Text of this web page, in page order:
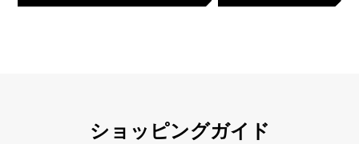
ショッピングガイド